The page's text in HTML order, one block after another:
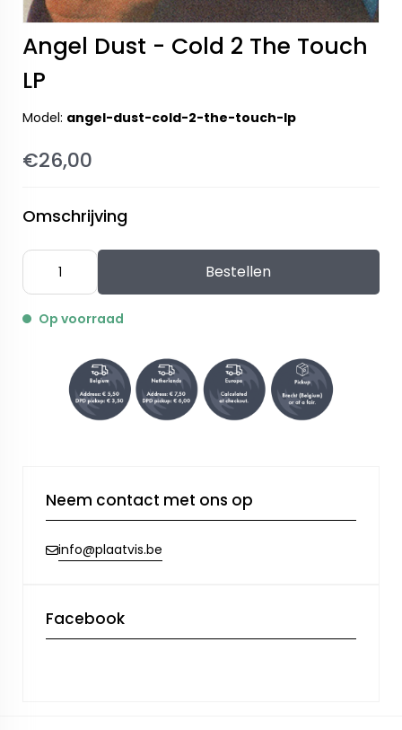
Angel Dust - Cold 2 The Touch
LP
Model: angel-dust-cold-2-the-touch-lp
€26,00
Omschrijving
Bestellen
Op voorraad
Neem contact met ons op
info@plaatvis.be
Facebook